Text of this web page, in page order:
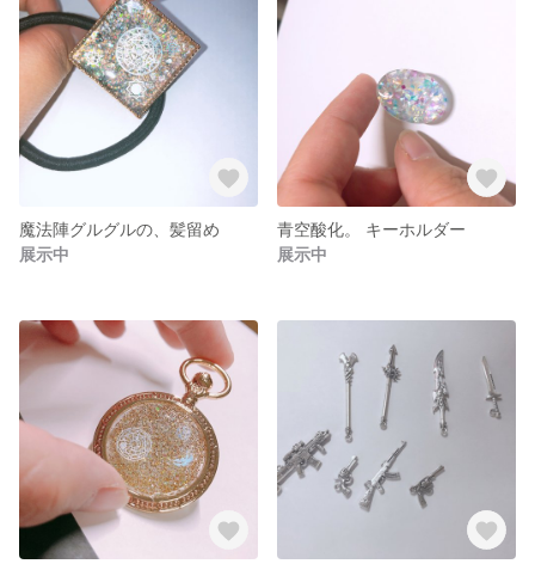
魔法陣グルグルの、髪留め
展示中
青空酸化。 キーホルダー
展示中